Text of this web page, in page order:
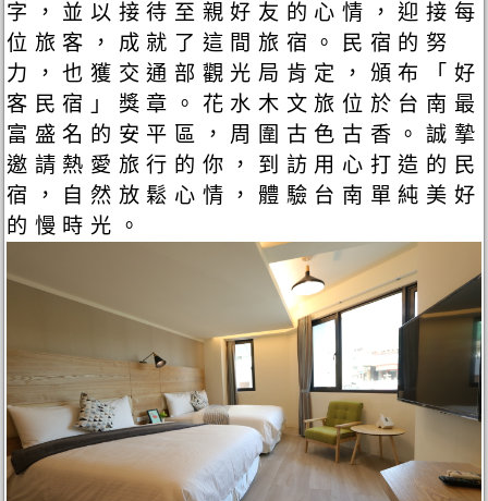
字，並以接待至親好友的心情，迎接每
位旅客，成就了這間旅宿。民宿的努
力，也獲交通部觀光局肯定，頒布「好
客民宿」獎章。花水木文旅位於台南最
富盛名的安平區，周圍古色古香。誠摯
邀請熱愛旅行的你，到訪用心打造的民
宿，自然放鬆心情，體驗台南單純美好
的慢時光。